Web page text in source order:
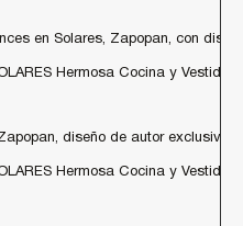
Hermosa Cocina y
Hermosa Cocina y